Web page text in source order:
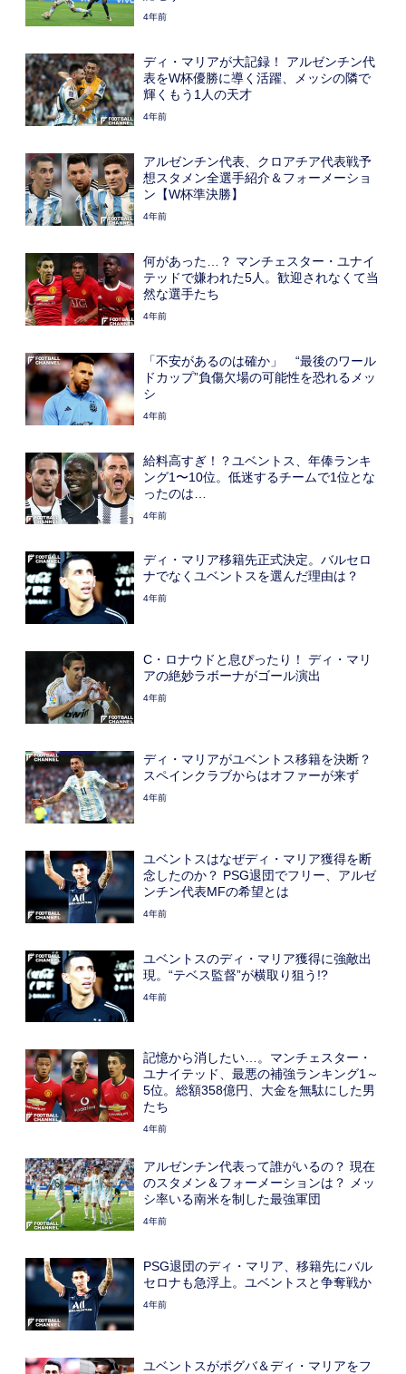
4年前
ディ・マリアが大記録！ アルゼンチン代
表をW杯優勝に導く活躍、メッシの隣で
輝くもう1人の天才
4年前
アルゼンチン代表、クロアチア代表戦予
想スタメン全選手紹介＆フォーメーショ
ン【W杯準決勝】
4年前
何があった…？ マンチェスター・ユナイ
テッドで嫌われた5人。歓迎されなくて当
然な選手たち
4年前
「不安があるのは確か」 “最後のワール
ドカップ”負傷欠場の可能性を恐れるメッ
シ
4年前
給料高すぎ！？ユベントス、年俸ランキ
ング1〜10位。低迷するチームで1位とな
ったのは…
4年前
ディ・マリア移籍先正式決定。バルセロ
ナでなくユベントスを選んだ理由は？
4年前
C・ロナウドと息ぴったり！ ディ・マリ
アの絶妙ラボーナがゴール演出
4年前
ディ・マリアがユベントス移籍を決断？
スペインクラブからはオファーが来ず
4年前
ユベントスはなぜディ・マリア獲得を断
念したのか？ PSG退団でフリー、アルゼ
ンチン代表MFの希望とは
4年前
ユベントスのディ・マリア獲得に強敵出
現。“テベス監督”が横取り狙う!?
4年前
記憶から消したい…。マンチェスター・
ユナイテッド、最悪の補強ランキング1～
5位。総額358億円、大金を無駄にした男
たち
4年前
アルゼンチン代表って誰がいるの？ 現在
のスタメン＆フォーメーションは？ メッ
シ率いる南米を制した最強軍団
4年前
PSG退団のディ・マリア、移籍先にバル
セロナも急浮上。ユベントスと争奪戦か
4年前
ユベントスがポグバ＆ディ・マリアをフ